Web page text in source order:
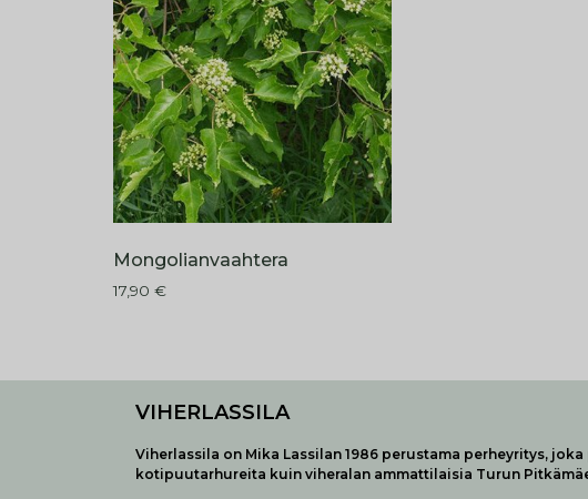
Mongolianvaahtera
17,90 €
VIHERLASSILA
Viherlassila on Mika Lassilan 1986 perustama perheyritys,
kotipuutarhureita kuin viheralan ammattilaisia Turun